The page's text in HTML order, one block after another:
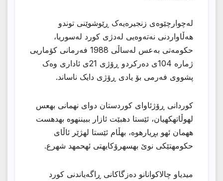
لەچوارچێوەی زنجیرەیەک ڕێوشوێنی توندو
هەڵاواردنی نەتەوەیی لەدژی کورد لەسوریا،
حکومەتی بەعس لەساڵی 1988 فەرمانی کۆماریی
ژمارە 104ی دەرکردو ڕۆژی 21ی ئاداری وەک
پشووی فەرمی بۆ یادی ڕۆژی دایک ناساند.
کوردانی ڕۆژئاواى كوردستان دواى نهمانى بهعس
لهوڵاتهكهیان، ئێستا دهبێت ئازار ببیننهوه بهدهست
ههمان ئهو بڕیارهوه، بهڵام ئێستا لهژێر ئاڵاى
حكومهتێكى نوێ بهسهرۆكایهتى ئهحمهد شهرع.
میدیاو چالاکوانانو دەزگاکانی ڕاگەیاندنی کورد